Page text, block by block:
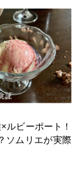
ルビーポート！
ソムリエが実際